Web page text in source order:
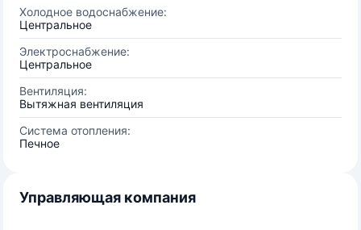
Холодное водоснабжение:
Центральное
Электроснабжение:
Центральное
Вентиляция:
Вытяжная вентиляция
Система отопления:
Печное
Управляющая компания